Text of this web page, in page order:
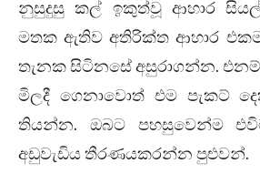
නුසුදුසු කල් ඉකුත්වූ ආහාර
මතක ඇතිව අතිරික්ත ආහාර
තැනක සිටිනසේ අසුරාගන්න.
මිලදී ගෙනාවොත් එම පැකට්
තියන්න. ඔබට පහසුවෙන්ම
අඩුවැඩිය තීරණයකරන්න පුළුවන්.